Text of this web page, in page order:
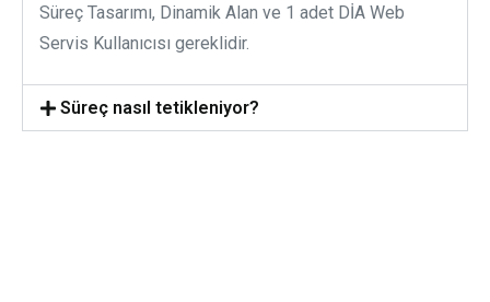
Süreç Tasarımı, Dinamik Alan ve 1 adet DİA Web
Servis Kullanıcısı gereklidir.
Süreç nasıl tetikleniyor?